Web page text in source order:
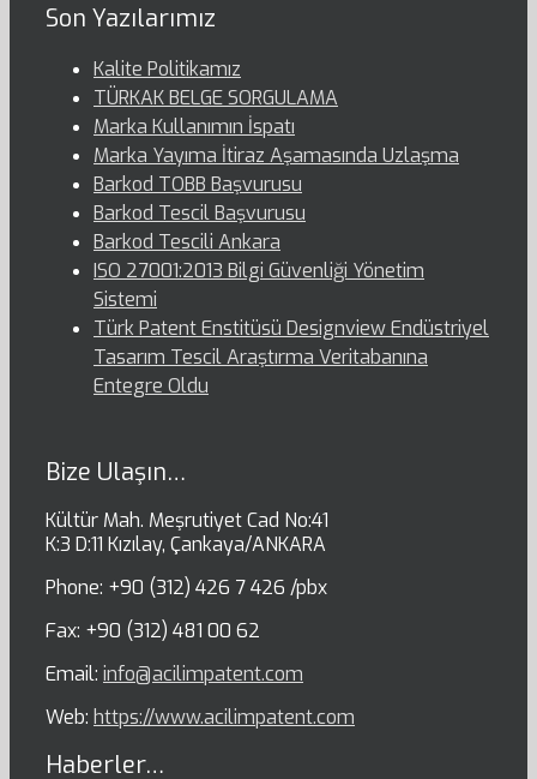
Son Yazılarımız
Kalite Politikamız
TÜRKAK BELGE SORGULAMA
Marka Kullanımın İspatı
Marka Yayıma İtiraz Aşamasında Uzlaşma
Barkod TOBB Başvurusu
Barkod Tescil Başvurusu
Barkod Tescili Ankara
ISO 27001:2013 Bilgi Güvenliği Yönetim
Sistemi
Türk Patent Enstitüsü Designview Endüstriyel
Tasarım Tescil Araştırma Veritabanına
Entegre Oldu
Bize Ulaşın…
Kültür Mah. Meşrutiyet Cad No:41
K:3 D:11 Kızılay, Çankaya/ANKARA
Phone: +90 (312) 426 7 426 /pbx
Fax: +90 (312) 481 00 62
Email: info@acilimpatent.com
Web: https://www.acilimpatent.com
Haberler…